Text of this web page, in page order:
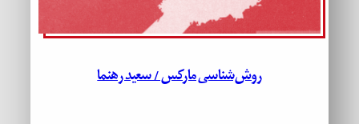
روش‌شناسی مارکس / سعید رهنما